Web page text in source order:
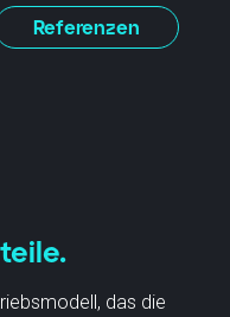
Referenzen
das die